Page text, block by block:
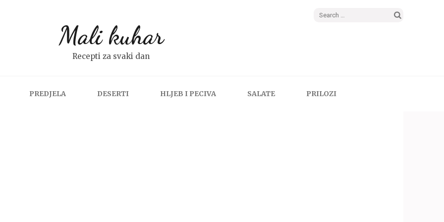
Search
Mali kuhar
Recepti za svaki dan
PREDJELA DESERTI HLJEB I PECIVA SALATE PRILOZI